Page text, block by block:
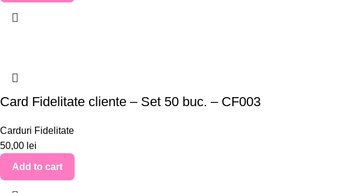
Card Fidelitate cliente – Set 50 buc. – CF003
Carduri Fidelitate
50,00 lei
Add to cart